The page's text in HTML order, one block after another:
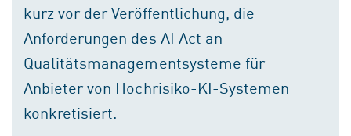
kurz vor der Veröffentlichung, die
Anforderungen des AI Act an
Qualitätsmanagementsysteme für
Anbieter von Hochrisiko-KI-Systemen
konkretisiert.